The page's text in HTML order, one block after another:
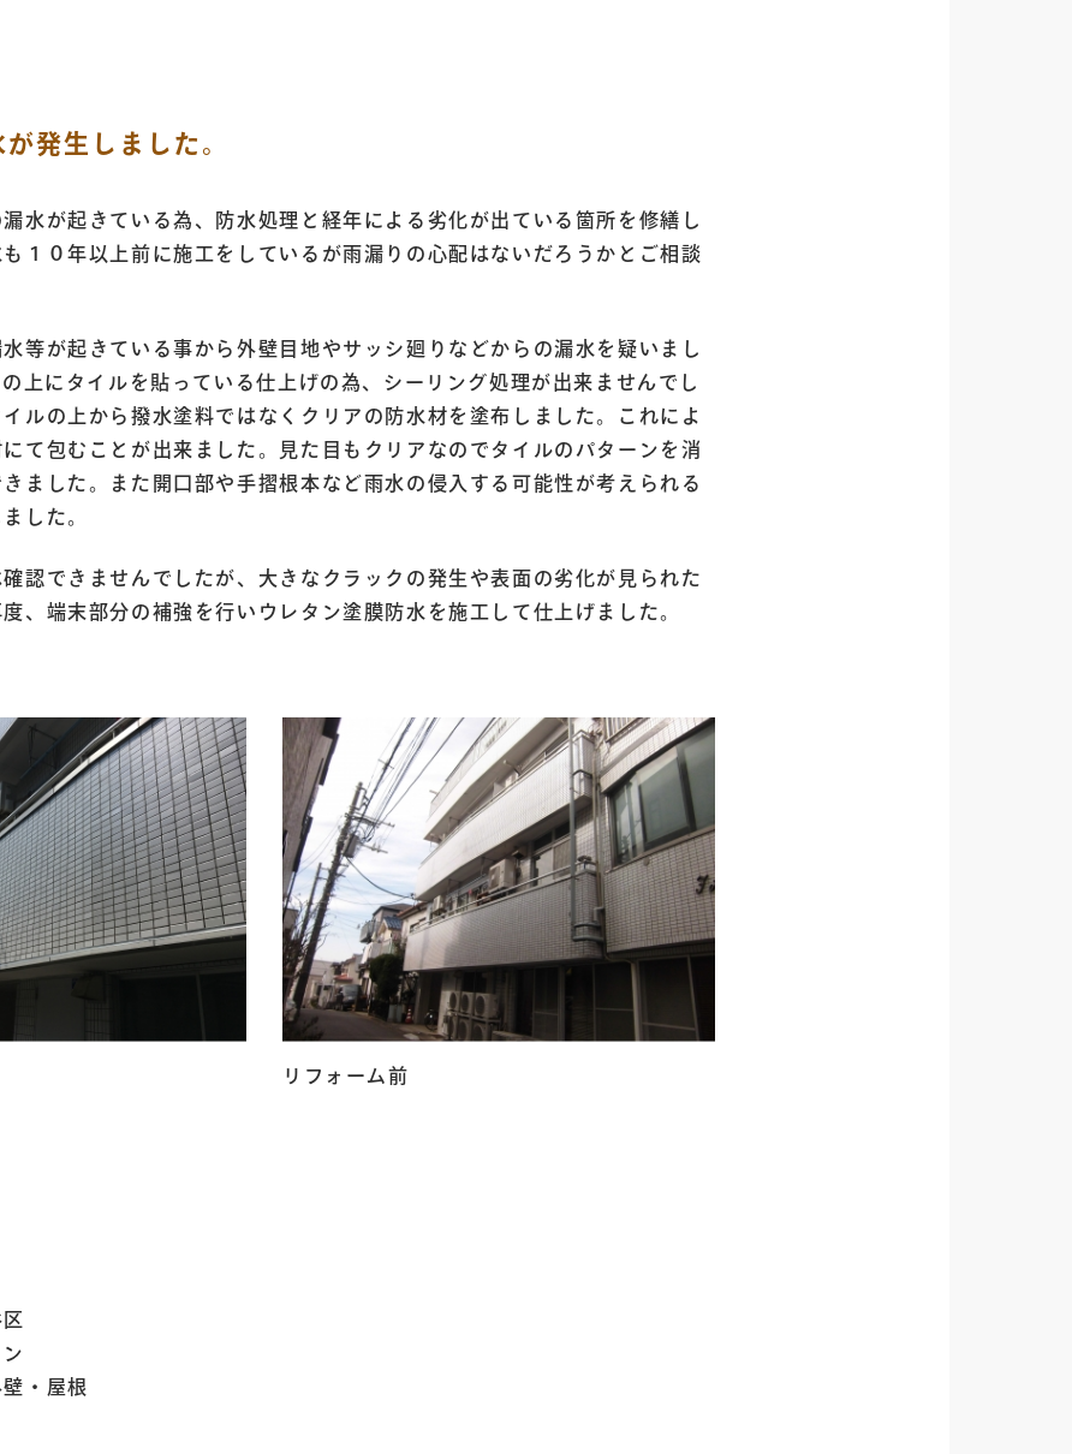
発生しました。
水が起きている為、防水処理と経年による劣化が出ている箇所を修繕し
１０年以上前に施工をしているが雨漏りの心配はないだろうかとご相談
等が起きている事から外壁目地やサッシ廻りなどからの漏水を疑いまし
上にタイルを貼っている仕上げの為、シーリング処理が出来ませんでし
ルの上から撥水塗料ではなくクリアの防水材を塗布しました。これによ
て包むことが出来ました。見た目もクリアなのでタイルのパターンを消
ました。また開口部や手摺根本など雨水の侵入する可能性が考えられる
した。
認できませんでしたが、大きなクラックの発生や表面の劣化が見られた
、端末部分の補強を行いウレタン塗膜防水を施工して仕上げました。
リフォーム前
・屋根